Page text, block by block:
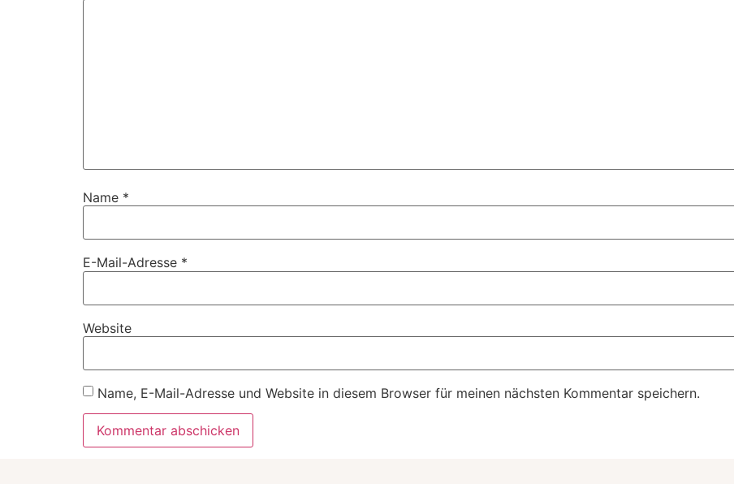
Name *
E-Mail-Adresse *
Website
Name, E-Mail-Adresse und Website in diesem Browser für meinen nächsten Kommentar speichern.